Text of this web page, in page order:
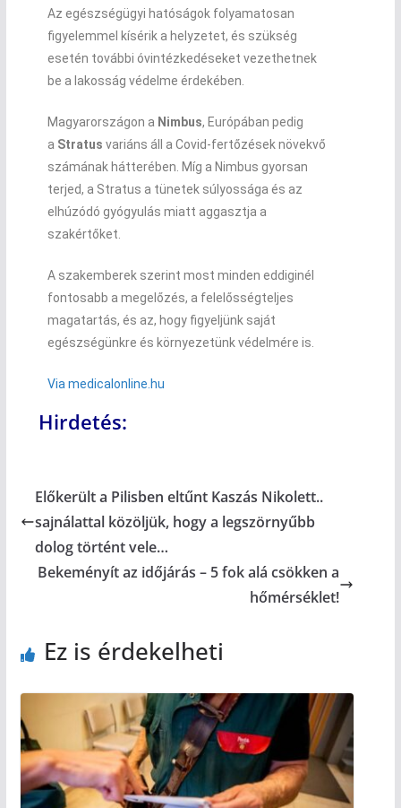
Az egészségügyi hatóságok folyamatosan
figyelemmel kísérik a helyzetet, és szükség
esetén további óvintézkedéseket vezethetnek
be a lakosság védelme érdekében.
Magyarországon a Nimbus, Európában pedig
a Stratus variáns áll a Covid-fertőzések növekvő
számának hátterében. Míg a Nimbus gyorsan
terjed, a Stratus a tünetek súlyossága és az
elhúzódó gyógyulás miatt aggasztja a
szakértőket.
A szakemberek szerint most minden eddiginél
fontosabb a megelőzés, a felelősségteljes
magatartás, és az, hogy figyeljünk saját
egészségünkre és környezetünk védelmére is.
Via medicalonline.hu
Hirdetés:
Előkerült a Pilisben eltűnt Kaszás Nikolett..
sajnálattal közöljük, hogy a legszörnyűbb
dolog történt vele…
Bekeményít az időjárás – 5 fok alá csökken a
hőmérséklet!
Ez is érdekelheti